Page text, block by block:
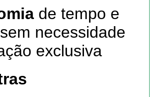
de tempo e
necessidade
exclusiva